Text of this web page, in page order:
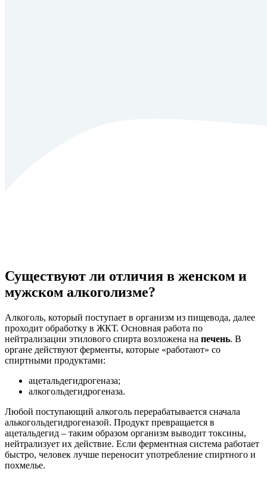
Существуют ли отличия в женском и
мужском алкоголизме?
Алкоголь, который поступает в организм из пищевода, далее
проходит обработку в ЖКТ. Основная работа по
нейтрализации этилового спирта возложена на печень. В
органе действуют ферменты, которые «работают» со
спиртными продуктами:
ацетальдегидрогеназа;
алкогольдегидрогеназа.
Любой поступающий алкоголь перерабатывается сначала
алькогольдегидрогеназой. Продукт превращается в
ацетальдегид – таким образом организм выводит токсины,
нейтрализует их действие. Если ферментная система работает
быстро, человек лучше переносит употребление спиртного и
похмелье.